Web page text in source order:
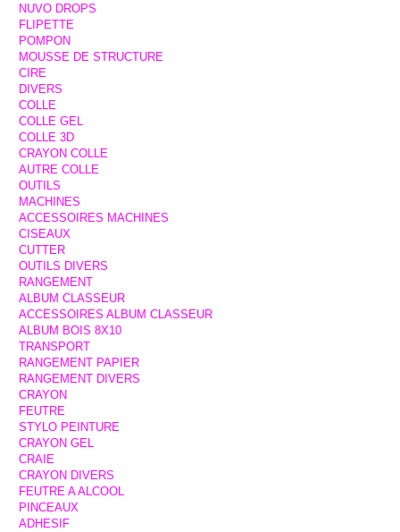
NUVO DROPS
FLIPETTE
POMPON
MOUSSE DE STRUCTURE
CIRE
DIVERS
COLLE
COLLE GEL
COLLE 3D
CRAYON COLLE
AUTRE COLLE
OUTILS
MACHINES
ACCESSOIRES MACHINES
CISEAUX
CUTTER
OUTILS DIVERS
RANGEMENT
ALBUM CLASSEUR
ACCESSOIRES ALBUM CLASSEUR
ALBUM BOIS 8X10
TRANSPORT
RANGEMENT PAPIER
RANGEMENT DIVERS
CRAYON
FEUTRE
STYLO PEINTURE
CRAYON GEL
CRAIE
CRAYON DIVERS
FEUTRE A ALCOOL
PINCEAUX
ADHESIF